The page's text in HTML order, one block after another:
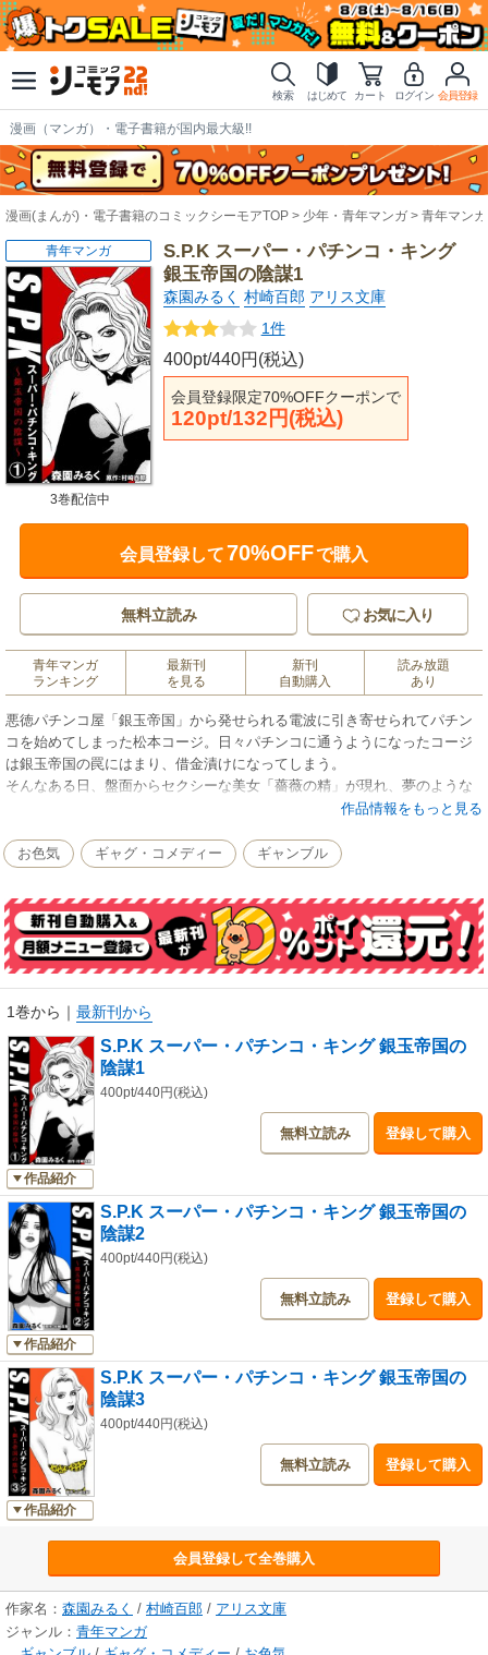
検索 はじめて カート ログイン 会員登録
漫画（マンガ）・電子書籍が国内最大級!!
漫画(まんが)・電子書籍のコミックシーモアTOP 少年・青年マンガ 青年マンガ
S.P.K スーパー・パチンコ・キング
銀玉帝国の陰謀1
森園みるく 村崎百郎 アリス文庫
1件
400pt/440円(税込)
会員登録限定70%OFFクーポンで
120pt/132円(税込)
青年マンガ
3巻配信中
会員登録して70%OFFで購入
無料立読み お気に入り
青年マンガ
ランキング
最新刊
を見る
新刊
自動購入
読み放題
あり
悪徳パチンコ屋「銀玉帝国」から発せられる電波に引き寄せられてパチン
コを始めてしまった松本コージ。日々パチンコに通うようになったコージ
は銀玉帝国の罠にはまり、借金漬けになってしまう。
そんなある日、盤面からセクシーな美女「薔薇の精」が現れ、夢のような
最高のエッチを体験する。そして薔薇の精は「コージはパチンコ王にな
シモネタ警報が常時発令中のちょっとお下劣なパチンコギャグマンガ第1
巻！
作品情報をもっと見る
お色気 ギャグ・コメディー ギャンブル
1巻から ｜ 最新刊から
作品紹介
S.P.K スーパー・パチンコ・キング 銀玉帝国の
陰謀1
400pt/440円(税込)
無料立読み 登録して購入
作品紹介
S.P.K スーパー・パチンコ・キング 銀玉帝国の
陰謀2
400pt/440円(税込)
無料立読み 登録して購入
作品紹介
S.P.K スーパー・パチンコ・キング 銀玉帝国の
陰謀3
400pt/440円(税込)
無料立読み 登録して購入
会員登録して全巻購入
作家名： 森園みるく / 村崎百郎 / アリス文庫
ジャンル： 青年マンガ